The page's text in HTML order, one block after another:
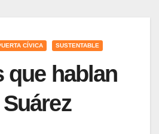
CÍVICA SUSTENTABLE
que hablan